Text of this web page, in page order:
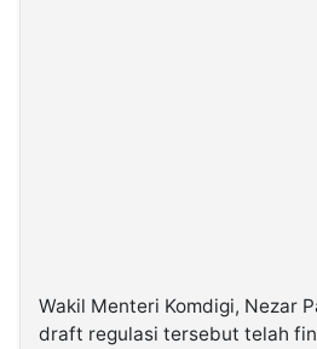
Wakil Menteri Komdigi, Nezar
draft regulasi tersebut telah